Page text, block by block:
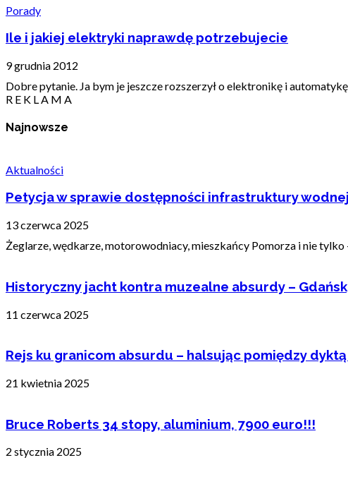
Porady
Ile i jakiej elektryki naprawdę potrzebujecie
9 grudnia 2012
Dobre pytanie. Ja bym je jeszcze rozszerzył o elektronikę i
R E K L A M A
Najnowsze
Aktualności
Petycja w sprawie dostępności infrastruktury
13 czerwca 2025
Żeglarze, wędkarze, motorowodniacy, mieszkańcy Pomorza i nie
Historyczny jacht kontra muzealne absurdy –
11 czerwca 2025
Rejs ku granicom absurdu – halsując pomiędzy
21 kwietnia 2025
Bruce Roberts 34 stopy, aluminium, 7900 euro!!!
2 stycznia 2025